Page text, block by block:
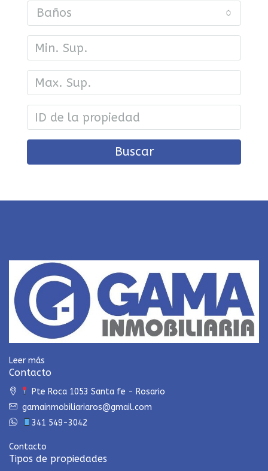
Baños
Buscar
Leer más
Contacto
Pte Roca 1053 Santa fe - Rosario
gamainmobiliariaros@gmail.com
341 549-3042
Contacto
Tipos de propiedades